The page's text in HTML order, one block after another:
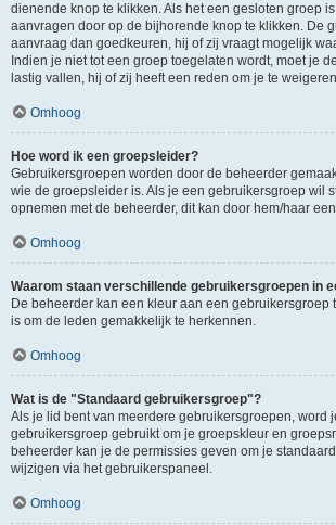
dienende knop te klikken. Als het een gesloten groep
aanvragen door op de bijhorende knop te klikken. De
aanvraag dan goedkeuren, hij of zij vraagt mogelijk
Indien je niet tot een groep toegelaten wordt, moet je
lastig vallen, hij of zij heeft een reden om je te
Omhoog
Hoe word ik een groepsleider?
Gebruikersgroepen worden door de beheerder
wie de groepsleider is. Als je een gebruikersgroep wil
opnemen met de beheerder, dit kan door hem/haar
Omhoog
Waarom staan verschillende gebruikersgroepen in
De beheerder kan een kleur aan een gebruikersgroep
is om de leden gemakkelijk te herkennen.
Omhoog
Wat is de "Standaard gebruikersgroep"?
Als je lid bent van meerdere gebruikersgroepen, word
gebruikersgroep gebruikt om je groepskleur en
beheerder kan je de permissies geven om je
wijzigen via het gebruikerspaneel.
Omhoog